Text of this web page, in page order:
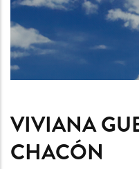
VIVIANA
CHACÓN